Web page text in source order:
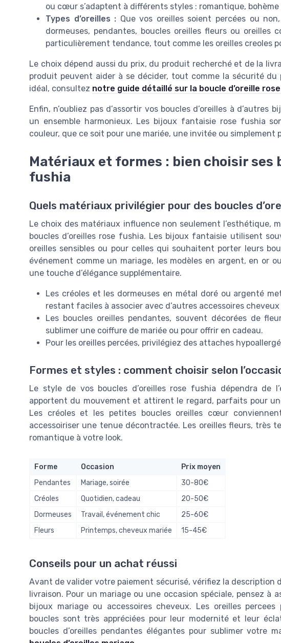
ou cœur s’adaptent à différents styles : romantique, bohème
Types d’oreilles : Que vos oreilles soient percées ou
dormeuses, pendantes, boucles oreilles fleurs ou oreilles
particulièrement tendance, tout comme les oreilles creoles
Le choix dépend aussi du prix, du produit recherché et de la
produit peuvent aider à se décider, tout comme la sécurité
idéal, consultez notre guide détaillé sur la boucle d’oreille
Enfin, n’oubliez pas d’assortir vos boucles d’oreilles à
un ensemble harmonieux. Les bijoux fantaisie rose fushia
couleur, que ce soit pour une mariée, une invitée ou
Matériaux et formes : bien choisir ses
fushia
Quels matériaux privilégier pour des boucles
Le choix des matériaux influence non seulement l’esthétique,
boucles d’oreilles rose fushia. Les bijoux fantaisie utilisent
oreilles sensibles ou pour celles qui souhaitent porter leurs
événement comme un mariage, les modèles en argent, en or
une touche d’élégance supplémentaire.
Les créoles et les dormeuses en métal doré ou argenté
restant faciles à associer avec d’autres accessoires
Les boucles oreilles pendantes, souvent décorées de
sublimer une coiffure de mariée ou pour offrir en cadeau.
Pour les oreilles percées, privilégiez des attaches
Formes et styles : comment choisir selon
Le style de vos boucles d’oreilles rose fushia dépendra de
apportent du mouvement et attirent le regard, parfaits pour
Les créoles et les petites boucles oreilles cœur
accessoiriser une tenue décontractée. Les oreilles fleurs, très
romantique à votre look.
Forme Occasion
Prix moyen
Pendantes
Mariage, soirée
30-80€
Créoles
Quotidien, cadeau
20-50€
Dormeuses
Travail, événement chic
25-60€
Fleurs
Printemps, cheveux mariée 15-45€
Conseils pour un achat réussi
Avant de valider votre paiement sécurisé, vérifiez la description
livraison. Pour un mariage ou une occasion spéciale, pensez à
bijoux mariage ou accessoires cheveux. Les oreilles
boucles sont très appréciées pour leur modernité et leur
boucles d’oreilles pendantes élégantes pour sublimer votre